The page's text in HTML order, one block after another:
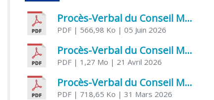
Procès-Verbal du Conseil Municipal du 5 juin 2026
PDF | 566,98 Ko | 05 Juin 2026
Procès-Verbal du Conseil Municipal du 21 avril 2026
PDF | 1,27 Mo | 21 Avril 2026
Procès-Verbal du Conseil Municipal du 31 mars 2026
PDF | 718,65 Ko | 31 Mars 2026